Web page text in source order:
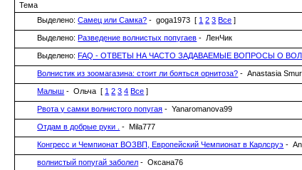
Тема
Выделено:Самец или Самка? - goga1973 [ 1 2 3 Все ]
Выделено:Разведение волнистых попугаев - ЛенЧик
Выделено:FAQ - ОТВЕТЫ НА ЧАСТО ЗАДАВАЕМЫЕ ВОПРОСЫ О
Волнистик из зоомагазина: стоит ли бояться орнитоза? - Anastasia
Малыш - Ольча [ 1 2 3 4 Все ]
Рвота у самки волнистого попугая - Yanaromanova99
Отдам в добрые руки .
- Mila777
Конгресс и Чемпионат ВОЗВП, Европейский Чемпионат в Карлсруэ -
волнистый попугай заболел - Оксана76